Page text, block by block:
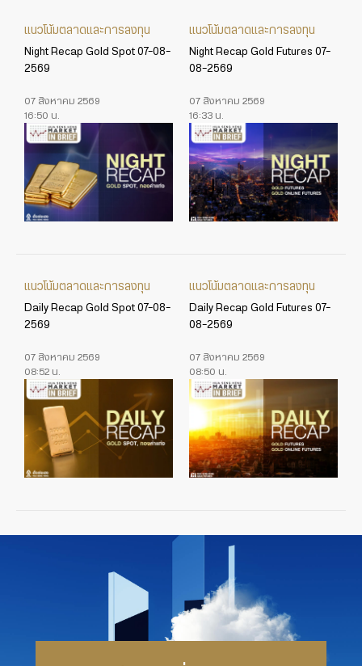
แนวโน้มตลาดและการลงทุน
Night Recap Gold Spot 07-08-
2569
07 สิงหาคม 2569
16:50 น.
แนวโน้มตลาดและการลงทุน
Night Recap Gold Futures 07-
08-2569
07 สิงหาคม 2569
16:33 น.
แนวโน้มตลาดและการลงทุน
Daily Recap Gold Spot 07-08-
2569
07 สิงหาคม 2569
08:52 น.
แนวโน้มตลาดและการลงทุน
Daily Recap Gold Futures 07-
08-2569
07 สิงหาคม 2569
08:50 น.